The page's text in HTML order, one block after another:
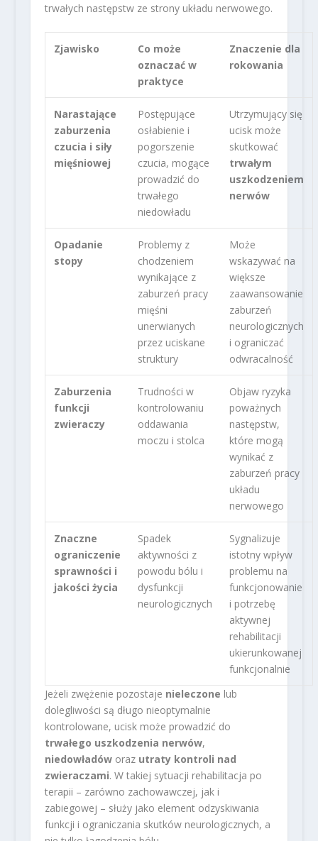
trwałych następstw ze strony układu nerwowego.
Zjawisko
Co może
oznaczać w
praktyce
Znaczenie dla
rokowania
Narastające
zaburzenia
czucia i siły
mięśniowej
Postępujące
osłabienie i
pogorszenie
czucia, mogące
prowadzić do
trwałego
niedowładu
Utrzymujący się
ucisk może
skutkować
trwałym
uszkodzeniem
nerwów
Opadanie
stopy
Problemy z
chodzeniem
wynikające z
zaburzeń pracy
mięśni
unerwianych
przez uciskane
struktury
Może
wskazywać na
większe
zaawansowanie
zaburzeń
neurologicznych
i ograniczać
odwracalność
Zaburzenia
funkcji
zwieraczy
Trudności w
kontrolowaniu
oddawania
moczu i stolca
Objaw ryzyka
poważnych
następstw,
które mogą
wynikać z
zaburzeń pracy
układu
nerwowego
Znaczne
ograniczenie
sprawności i
jakości życia
Spadek
aktywności z
powodu bólu i
dysfunkcji
neurologicznych
Sygnalizuje
istotny wpływ
problemu na
funkcjonowanie
i potrzebę
aktywnej
rehabilitacji
ukierunkowanej
funkcjonalnie
Jeżeli zwężenie pozostaje nieleczone lub
dolegliwości są długo nieoptymalnie
kontrolowane, ucisk może prowadzić do
trwałego uszkodzenia nerwów,
niedowładóworaz utraty kontroli nad
zwieraczami. W takiej sytuacji rehabilitacja po
terapii – zarówno zachowawczej, jak i
zabiegowej – służy jako element odzyskiwania
funkcji i ograniczania skutków neurologicznych, a